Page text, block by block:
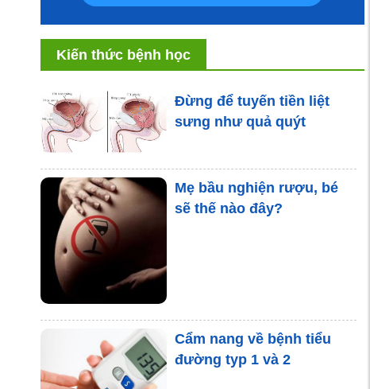
Kiến thức bệnh học
Đừng để tuyến tiền liệt
sưng như quả quýt
Mẹ bầu nghiện rượu, bé
sẽ thế nào đây?
Cẩm nang về bệnh tiểu
đường typ 1 và 2